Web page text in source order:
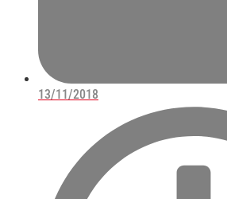
13/11/2018